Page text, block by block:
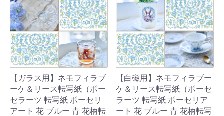
【ガラス用】ネモフィラブ
ーケ＆リース転写紙（ポー
セラーツ 転写紙 ポーセリ
アート 花 ブルー 青 花柄転
【白磁用】ネモフィラブー
ケ＆リース転写紙（ポーセ
ラーツ 転写紙 ポーセリア
ート 花 ブルー 青 花柄転写